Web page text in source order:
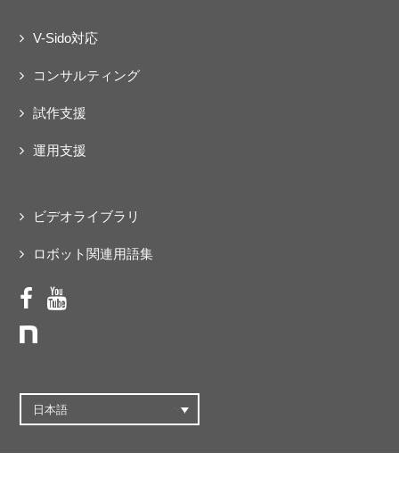
V-Sido対応
コンサルティング
試作支援
運用支援
ビデオライブラリ
ロボット関連用語集
日本語